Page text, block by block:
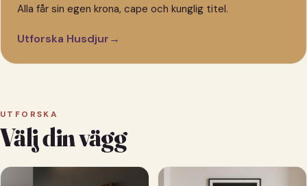
Alla får sin egen krona, cape och kunglig titel.
Utforska Husdjur→
UTFORSKA
Välj din vägg